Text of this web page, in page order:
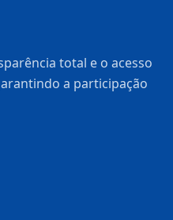
total e o acesso
a participação